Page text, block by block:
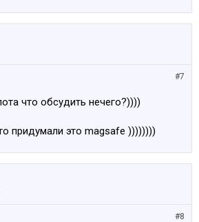
#7
что обсудить нечего?))))
придумали это magsafe ))))))))
#8